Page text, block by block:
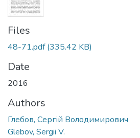
Files
48-71.pdf(335.42 KB)
Date
2016
Authors
Глебов, Сергій Володимирович
Glebov, Sergii V.